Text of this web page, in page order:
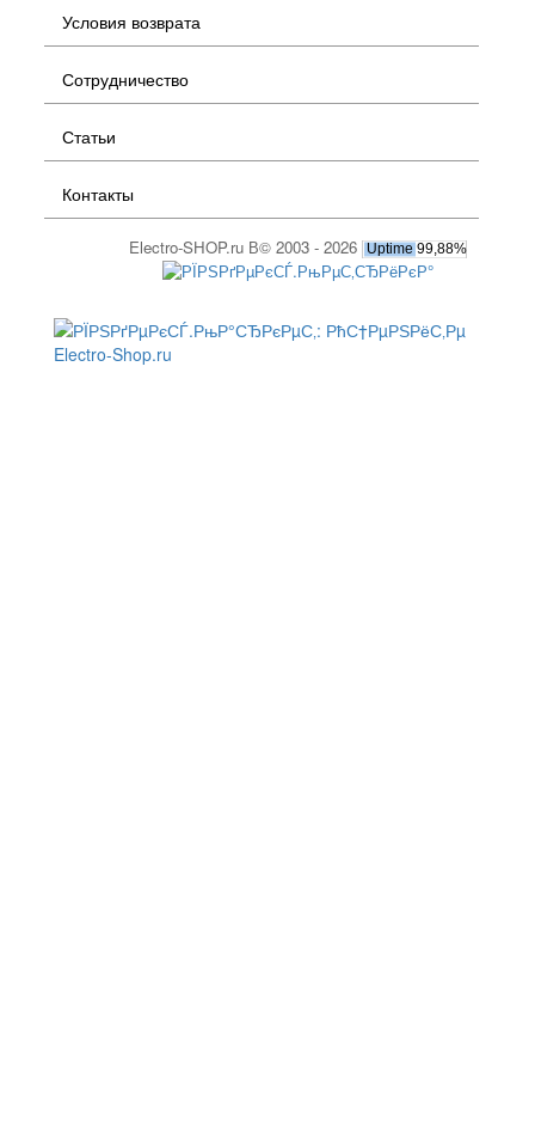
Условия возврата
Сотрудничество
Статьи
Контакты
Electro-SHOP.ru В© 2003 - 2026